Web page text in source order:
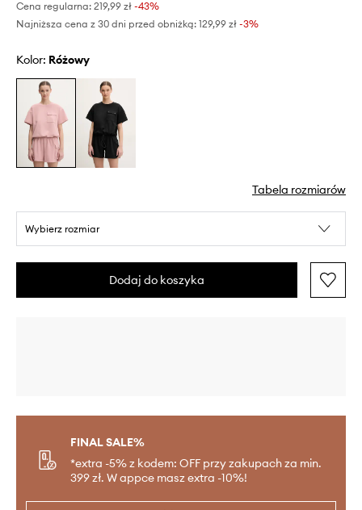
Cena regularna: 219,99 zł -43%
Najniższa cena z 30 dni przed obniżką: 129,99 zł -3%
Kolor: różowy
Tabela rozmiarów
Wybierz rozmiar
Dodaj do koszyka
FINAL SALE%
*extra -5% z kodem: OFF przy zakupach za min.
399 zł. W appce masz extra -10%!